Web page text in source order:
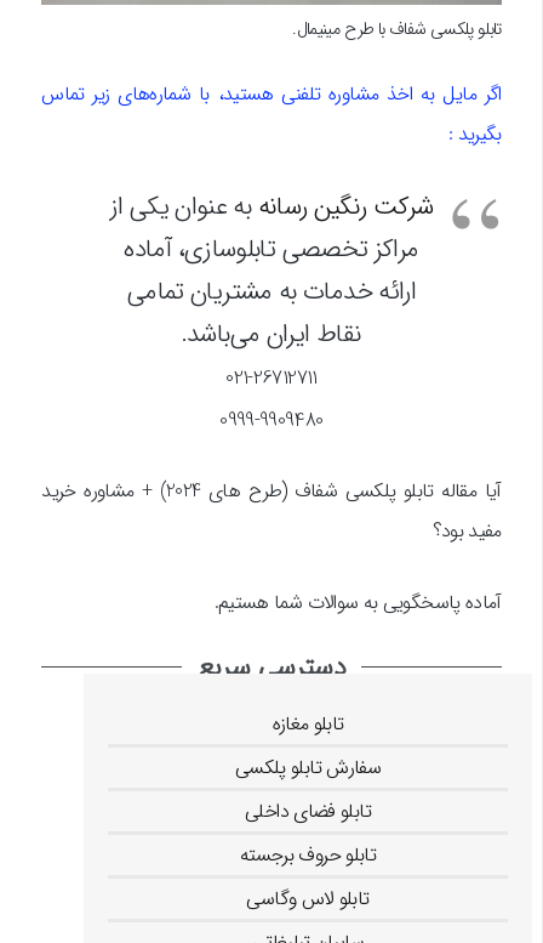
تابلو پلکسی شفاف با طرح مینیمال.
اگر مایل به اخذ مشاوره تلفنی هستید، با شماره‌های زیر تماس
بگیرید :
شرکت رنگین رسانهبه عنوان یکی از
مراکز تخصصی تابلوسازی، آماده
ارائه خدمات به مشتریان تمامی
نقاط ایران می‌باشد.
021-26712711
0999-9909480
آیا مقاله تابلو پلکسی شفاف(
طرح های 2024) + مشاوره خرید
مفید بود؟
آماده پاسخگویی به سوالات شما هستیم.
دسترسی سریع
تابلو مغازه
سفارش تابلو پلکسی
تابلو فضای داخلی
تابلو حروف برجسته
تابلو لاس وگاسی